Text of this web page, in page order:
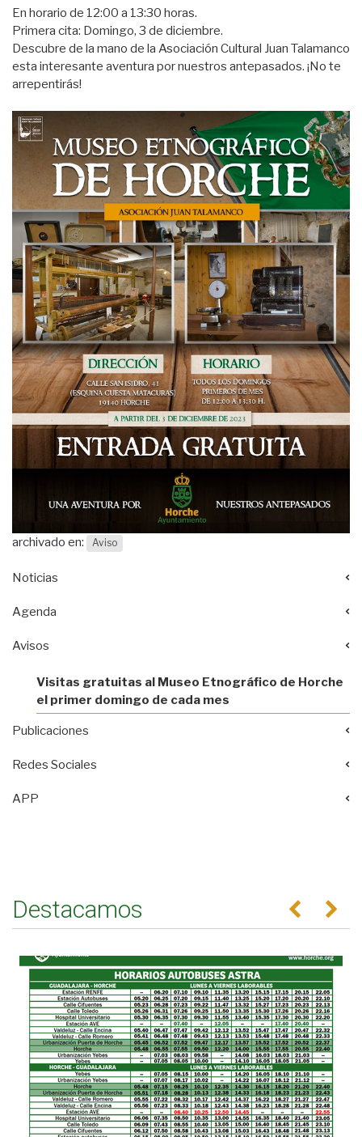
En horario de 12:00 a 13:30 horas.
Primera cita: Domingo, 3 de diciembre.
Descubre de la mano de la Asociación Cultural Juan Talamanco
esta interesante aventura por nuestros antepasados. ¡No te
arrepentirás!
archivado en: Aviso
Noticias
Agenda
Avisos
Visitas gratuitas al Museo Etnográfico de Horche
el primer domingo de cada mes
Publicaciones
Redes Sociales
APP
Destacamos Anterior